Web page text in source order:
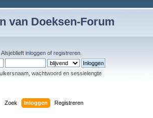
van Doeksen-Forum
. Alsjeblieft inloggen of registreren
wachtwoord en sessielengte
Zoek Inloggen Registreren